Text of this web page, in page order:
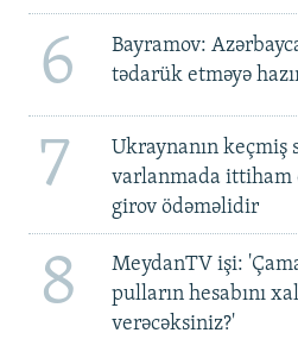
6
Bayramov:
tədarük etməyə
7
Ukraynanın keçmiş
varlanmada ittiham
girov ödəməlidir
8
MeydanTV işi:
pulların hesabını
verəcəksiniz?'